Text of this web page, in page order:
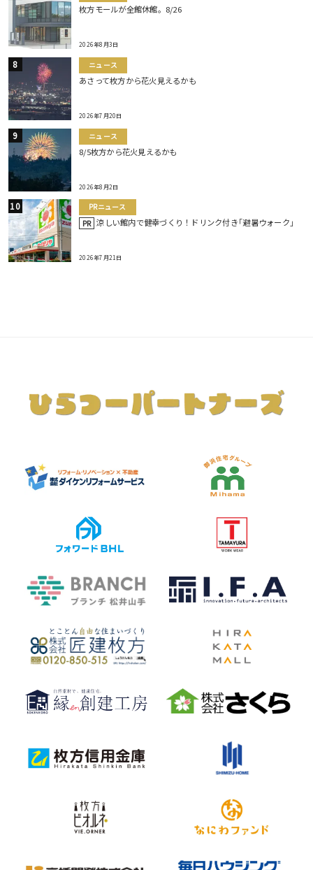
枚方モールが全館休館。8/26
2026年8月3日
ニュース
あさって枚方から花火見えるかも
2026年7月20日
ニュース
8/5枚方から花火見えるかも
2026年8月2日
PRニュース
PR 涼しい館内で健幸づくり！ドリンク付き｢避暑ウォーク｣
2026年7月21日